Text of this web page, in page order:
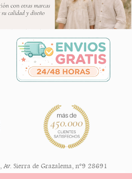
,Av. Sierra de Grazalema, nº9 28691